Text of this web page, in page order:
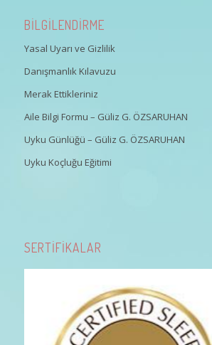
BİLGİLENDİRME
Yasal Uyarı ve Gizlilik
Danışmanlık Kılavuzu
Merak Ettikleriniz
Aile Bilgi Formu – Güliz G. ÖZSARUHAN
Uyku Günlüğü – Güliz G. ÖZSARUHAN
Uyku Koçluğu Eğitimi
SERTİFİKALAR